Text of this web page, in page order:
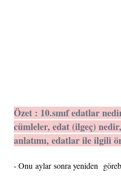
Özet : 10.sınıf edatlar
cümleler, edat (ilgeç)
anlatımı, edatlar ile ilgili
- Onu aylar sonra yeniden